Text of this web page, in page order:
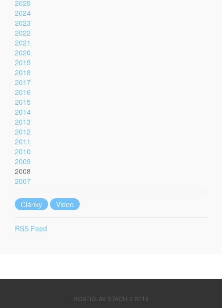
2025
2024
2023
2022
2021
2020
2019
2018
2017
2016
2015
2014
2013
2012
2011
2010
2009
2008
2007
Články Video
RSS Feed
ROSTISLAV STACH © 2018